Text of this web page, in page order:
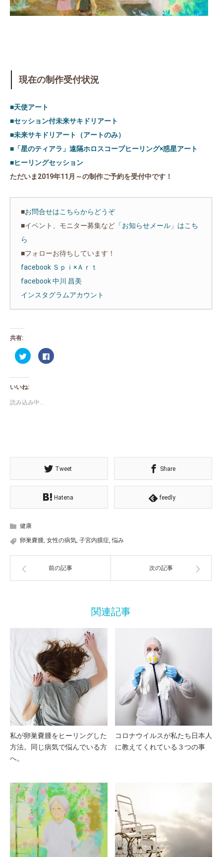
現在の制作受付状況
■天使アート
■セッション付未来サキドリアート
■未来サキドリアート（アートのみ）
■「星のティアラ」遠隔ホロスコープヒーリング×惑星アート
■ヒーリングセッション
ただいま2019年11月～の制作ご予約を受付中です！
■お問合せはこちらからどうぞ
■イベント、モニター募集など 「お知らせメール」はこち
ら
■フォローお待ちしています！
facebook Ｓｐｉ×Ａｒｔ
facebook 中川 昌美
インスタグラムアカウント
共有:
ク
リ
し
て
Twitter
共
有
ウ
ま
す)
Facebook
で
い
し
い
ウ
ィ
ド
ウ
で
いいね:
読み込み中...
Tweet Share
Hatena feedly
健康
卵巣嚢腫, 女性の病気, 子宮内膜症,悩み
前の記事 次の記事
関連記事
私が卵巣嚢腫をヒーリングした
方法。同じ病気で悩んでいる方
へ。
コロナウイルスが私たち日本人
に教えてくれている３つの事